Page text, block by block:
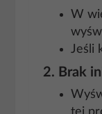
W
Jeśli
2. Brak